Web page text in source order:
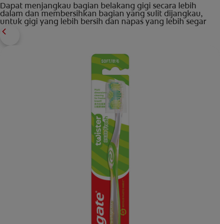
Dapat menjangkau bagian belakang gigi secara lebih
dalam dan membersihkan bagian yang sulit dijangkau,
untuk gigi yang lebih bersih dan napas yang lebih segar